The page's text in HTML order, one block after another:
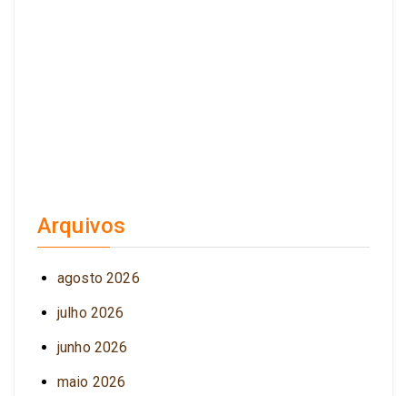
Arquivos
agosto 2026
julho 2026
junho 2026
maio 2026